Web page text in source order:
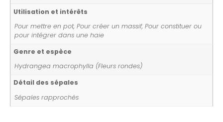
Utilisation et intérêts
Pour mettre en pot, Pour créer un massif, Pour constituer ou
pour intégrer dans une haie
Genre et espèce
Hydrangea macrophylla (Fleurs rondes)
Détail des sépales
Sépales rapprochés